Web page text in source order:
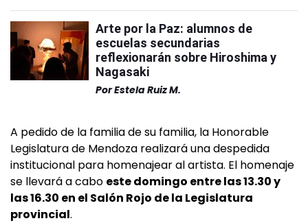
Arte por la Paz: alumnos de
escuelas secundarias
reflexionarán sobre Hiroshima y
Nagasaki
PorEstela Ruiz M.
A pedido de la familia de su familia, la Honorable
Legislatura de Mendoza realizará una despedida
institucional para homenajear al artista. El homenaje
se llevará a cabo este domingo entre las 13.30 y
las 16.30 en el Salón Rojo de la Legislatura
provincial.